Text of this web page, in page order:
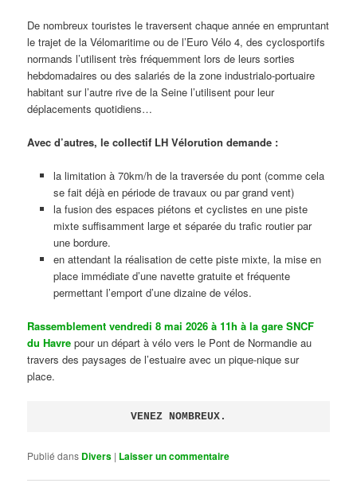
De nombreux touristes le traversent chaque année en empruntant
le trajet de la Vélomaritime ou de l’Euro Vélo 4, des cyclosportifs
normands l’utilisent très fréquemment lors de leurs sorties
hebdomadaires ou des salariés de la zone industrialo-portuaire
habitant sur l’autre rive de la Seine l’utilisent pour leur
déplacements quotidiens…
Avec d’autres, le collectif LH Vélorution demande :
la limitation à 70km/h de la traversée du pont (comme cela
se fait déjà en période de travaux ou par grand vent)
la fusion des espaces piétons et cyclistes en une piste
mixte suffisamment large et séparée du trafic routier par
une bordure.
en attendant la réalisation de cette piste mixte, la mise en
place immédiate d’une navette gratuite et fréquente
permettant l’emport d’une dizaine de vélos.
Rassemblement vendredi 8 mai 2026 à 11h à la gare SNCF
du Havre pour un départ à vélo vers le Pont de Normandie au
travers des paysages de l’estuaire avec un pique-nique sur
place.
VENEZ NOMBREUX.
Publié dans Divers | Laisser un commentaire